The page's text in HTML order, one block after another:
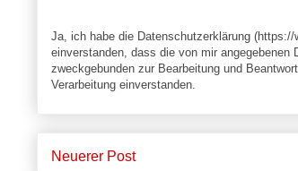
Ja, ich habe die Datenschutzerklärung
einverstanden, dass die von mir angegebenen
zweckgebunden zur Bearbeitung und
Verarbeitung einverstanden.
Neuerer Post